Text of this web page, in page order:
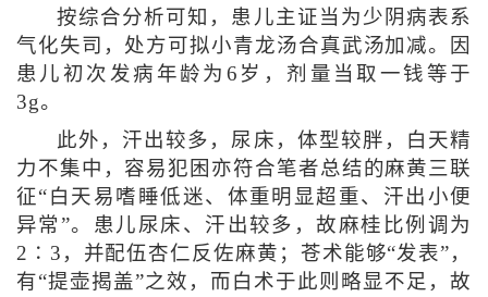
按综合分析可知，患儿主证当为少阴病表系
气化失司，处方可拟小青龙汤合真武汤加减。因
患儿初次发病年龄为6岁，剂量当取一钱等于
3g。
此外，汗出较多，尿床，体型较胖，白天精
力不集中，容易犯困亦符合笔者总结的麻黄三联
征“白天易嗜睡低迷、体重明显超重、汗出小便
异常”。患儿尿床、汗出较多，故麻桂比例调为
2∶3，并配伍杏仁反佐麻黄；苍术能够“发表”，
有“提壶揭盖”之效，而白术于此则略显不足，故